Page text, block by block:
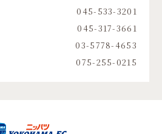
045-533-3201
045-317-3661
03-5778-4653
075-255-0215